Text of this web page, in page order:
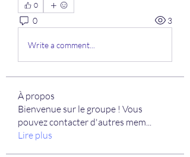
0
0 3
Write a comment...
À propos
Bienvenue sur le groupe ! Vous
pouvez contacter d'autres mem...
Lire plus